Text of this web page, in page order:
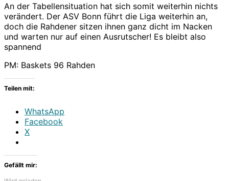
An der Tabellensituation hat sich somit weiterhin nichts
verändert. Der ASV Bonn führt die Liga weiterhin an,
doch die Rahdener sitzen ihnen ganz dicht im Nacken
und warten nur auf einen Ausrutscher! Es bleibt also
spannend
PM: Baskets 96 Rahden
Teilen mit:
WhatsApp
Facebook
X
Gefällt mir: